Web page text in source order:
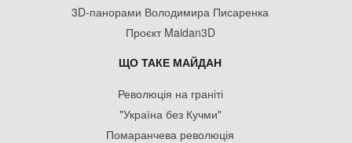
3D-панорами Володимира Писаренка
Проєкт Maidan3D
ЩО ТАКЕ МАЙДАН
Революція на граніті
"Україна без Кучми"
Помаранчева революція